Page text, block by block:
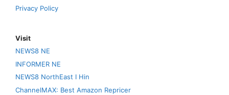
Privacy Policy
Visit
NEWS8 NE
INFORMER NE
NEWS8 NorthEast I Hin
ChannelMAX: Best Amazon Repricer